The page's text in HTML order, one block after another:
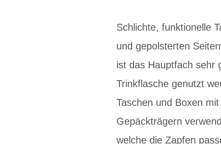
Schlichte, funktionelle
und gepolsterten
ist das Hauptfach sehr
Trinkflasche genutzt
Taschen und Boxen
Gepäckträgern
welche die Zapfen